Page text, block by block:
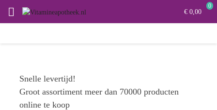
 € 0,00
0
Snelle levertijd!
Groot assortiment meer dan 70000 producten
online te koop